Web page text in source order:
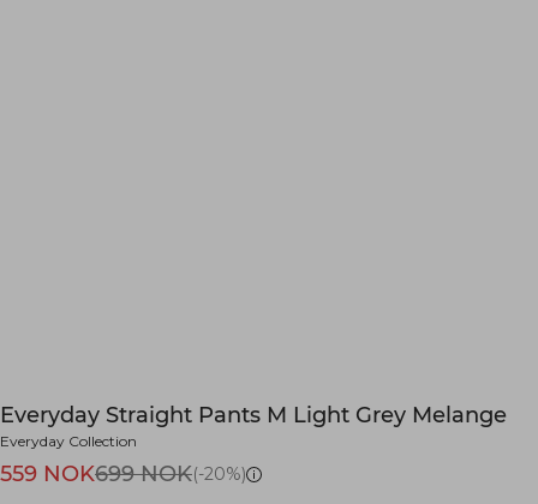
Everyday Straight Pants M Light Grey Melange
Everyday Collection
559 NOK699 NOK(-20%)